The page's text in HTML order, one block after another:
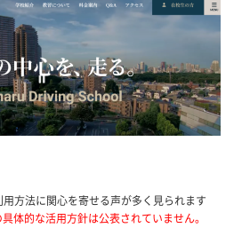
方法に関心を寄せる声が多く見られます
体的な活用方針は公表されていません。